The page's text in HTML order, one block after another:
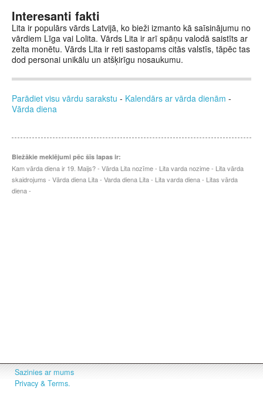
Interesanti fakti
Lita ir populārs vārds Latvijā, ko bieži izmanto kā saīsinājumu no
vārdiem Līga vai Lolita. Vārds Lita ir arī spāņu valodā saistīts ar
zelta monētu. Vārds Lita ir reti sastopams citās valstīs, tāpēc tas
dod personai unikālu un atšķirīgu nosaukumu.
Parādiet visu vārdu sarakstu - Kalendārs ar vārda dienām -
Vārda diena
Biežākie meklējumi pēc šīs lapas ir:
Kam vārda diena ir 19. Maijs? - Vārda Lita nozīme - Lita varda nozime - Lita vārda
skaidrojums - Vārda diena Lita - Varda diena Lita - Lita varda diena - Litas vārda
diena -
Sazinies ar mums
Privacy & Terms.